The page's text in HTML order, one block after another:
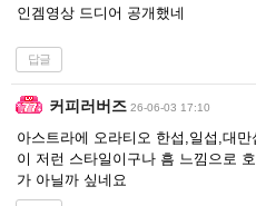
인겜영상 드디어 공개했네
답글
커피러버즈 26-06-03 17:10
아스트라에 오라티오 한섭,일섭,대
이 저런 스타일이구나 흠 느낌으로
가 아닐까 싶네요